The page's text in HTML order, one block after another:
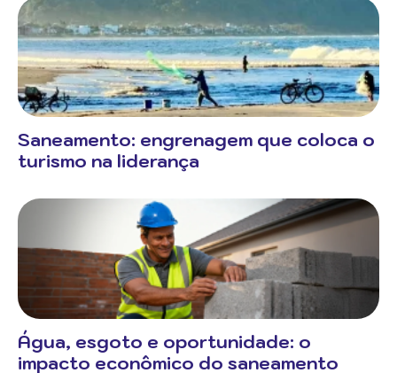
Saneamento: engrenagem que coloca o
turismo na liderança
Água, esgoto e oportunidade: o
impacto econômico do saneamento